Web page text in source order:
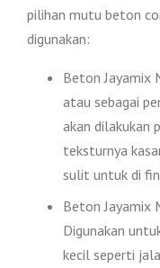
pilihan mutu beton
digunakan:
Beton Jayamix
atau sebagai
akan dilakukan
teksturnya
sulit untuk di
Beton Jayamix
Digunakan
kecil seperti